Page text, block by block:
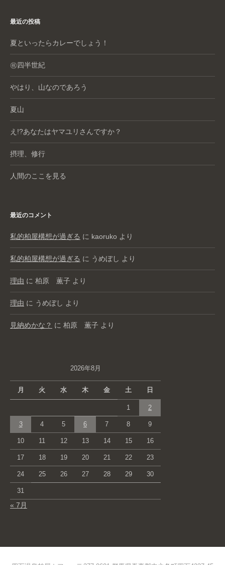
最近の投稿
夏といったらカレーでしょう！
㊗️四半世紀
やはり、山なのであろう
夏山
え!?あなたはヤマユリさんですか？
摂理、修行
人間のここを見る
最近のコメント
私的柏屋構想が過ぎる に kaoruko より
私的柏屋構想が過ぎる に うめぼし より
理由 に 柏原 薫子 より
理由 に うめぼし より
見納めかな？ に 柏原 薫子 より
2026年8月
月 火 水 木 金 土 日
1 2
3 4 5 6 7 8 9
10 11 12 13 14 15 16
17 18 19 20 21 22 23
24 25 26 27 28 29 30
31
« 7月